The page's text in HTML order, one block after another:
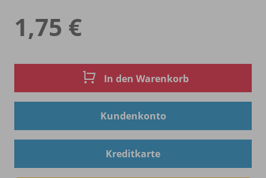
1,75 €
In den Warenkorb
Kundenkonto
Kreditkarte